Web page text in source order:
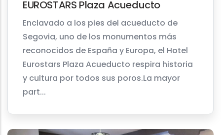
EUROSTARS Plaza Acueducto
Enclavado a los pies del acueducto de
Segovia, uno de los monumentos más
reconocidos de España y Europa, el Hotel
Eurostars Plaza Acueducto respira historia
y cultura por todos sus poros.La mayor
part...